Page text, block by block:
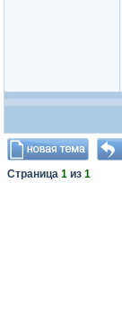
Страница 1 из 1